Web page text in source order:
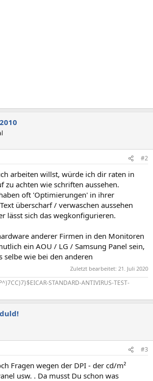
#2
arbeiten willst, würde ich dir raten in
zu achten wie schriften aussehen.
oft 'Optimierungen' in ihrer
überscharf / verwaschen aussehen
lässt sich das wegkonfigurieren.
anderer Firmen in den Monitoren
ein AOU / LG / Samsung Panel sein,
selbe wie bei den anderen
Zuletzt bearbeitet: 21. Juli 2020
STANDARD-ANTIVIRUS-TEST-
#3
Fragen wegen der DPI - der cd/m²
usw. . Da musst Du schon was